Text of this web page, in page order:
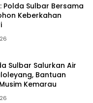
Polda Sulbar Bersama
Keberkahan
Sulbar Salurkan Air
Bantuan
Kemarau